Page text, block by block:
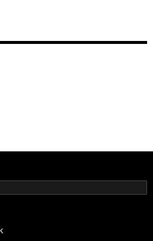
titul!
neděli v řadě!